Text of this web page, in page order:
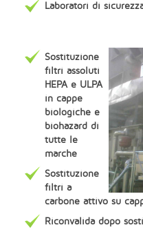
Laboratori di
Sostituzione
filtri assoluti
HEPA e ULPA
in cappe
biologiche e
biohazard di
tutte le
marche
Sostituzione
filtri a
carbone attivo su
Riconvalida dopo